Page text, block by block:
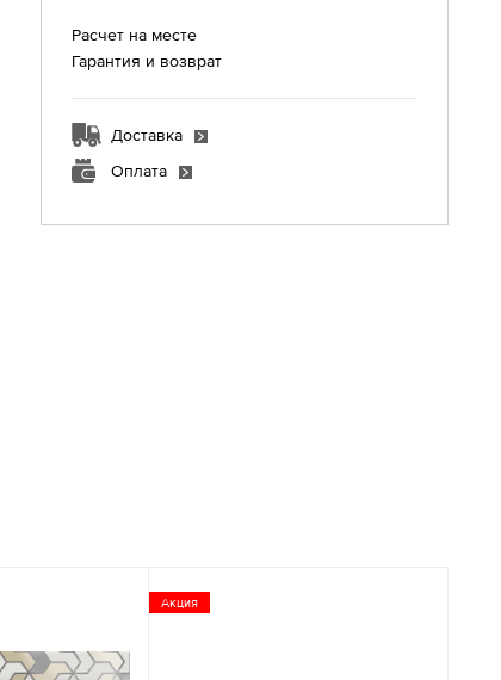
Расчет на месте
Гарантия и возврат
Доставка
Оплата
Акция